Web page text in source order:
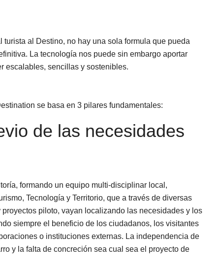
al Destino, no hay una sola formula que pueda
La tecnología nos puede sin embargo aportar
escalables, sencillas y sostenibles.
se basa en 3 pilares fundamentales:
de las necesidades
formando un equipo multi-disciplinar local,
Tecnología y Territorio, que a través de diversas
piloto, vayan localizando las necesidades y los
siempre el beneficio de los ciudadanos, los visitantes
o instituciones externas. La independencia de
y la falta de concreción sea cual sea el proyecto de